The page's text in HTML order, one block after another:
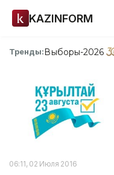
KAZINFORM
Тренды:Выборы-2026
06:11, 02 Июля 2016